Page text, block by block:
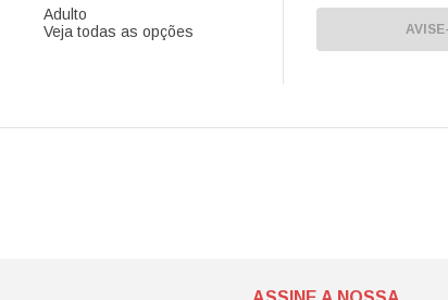
Adulto
Veja todas as opções